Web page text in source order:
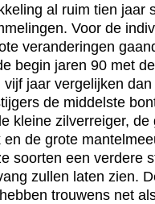
al ruim tien jaar
Voor de
veranderingen
begin jaren 90 met
vijf jaar vergelijken
de middelste
kleine zilverreiger, de
en de grote
soorten een verdere
zullen laten zien.
trouwens net